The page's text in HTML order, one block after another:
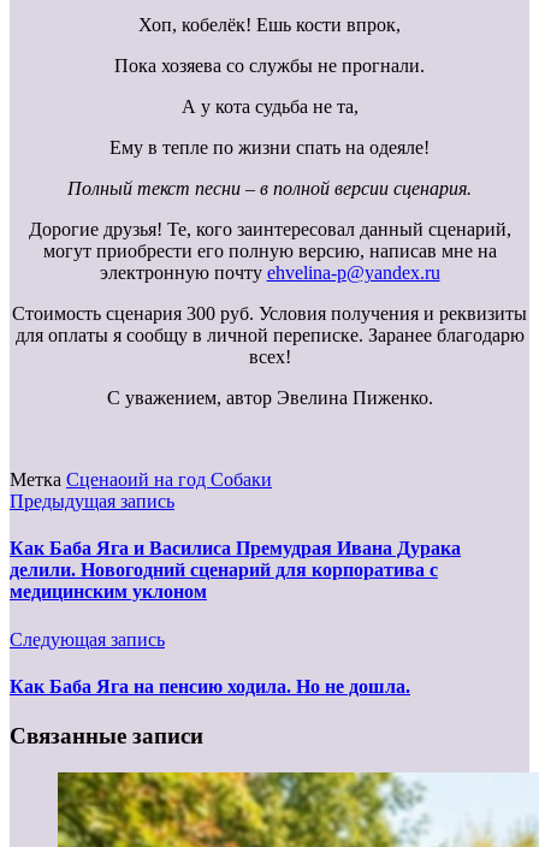
Хоп, кобелёк! Ешь кости впрок,
Пока хозяева со службы не прогнали.
А у кота судьба не та,
Ему в тепле по жизни спать на одеяле!
Полный текст песни – в полной версии сценария.
Дорогие друзья! Те, кого заинтересовал данный сценарий,
могут приобрести его полную версию, написав мне на
электронную почту ehvelina-p@yandex.ru
Стоимость сценария 300 руб. Условия получения и реквизиты
для оплаты я сообщу в личной переписке. Заранее благодарю
всех!
С уважением, автор Эвелина Пиженко.
Метка Сценаоий на год Собаки
Предыдущая запись
Как Баба Яга и Василиса Премудрая Ивана Дурака
делили. Новогодний сценарий для корпоратива с
медицинским уклоном
Следующая запись
Как Баба Яга на пенсию ходила. Но не дошла.
Связанные записи